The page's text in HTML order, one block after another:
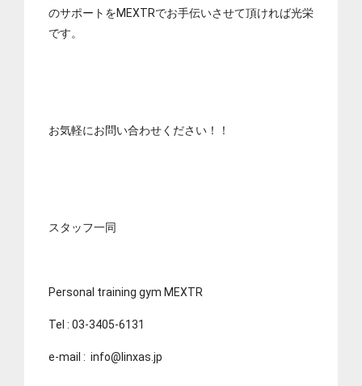
のサポートをMEXTRでお手伝いさせて頂ければ光栄
です。
お気軽にお問い合わせください！！
スタッフ一同
Personal training gym MEXTR
Tel : 03-3405-6131
e-mail : info@linxas.jp